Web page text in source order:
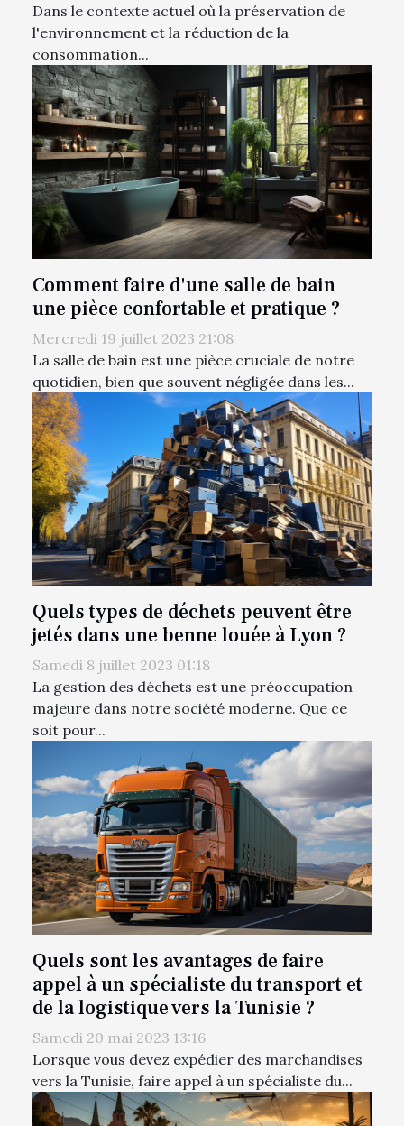
Dans le contexte actuel où la préservation de
l'environnement et la réduction de la
consommation...
Comment faire d'une salle de bain
une pièce confortable et pratique ?
Mercredi 19 juillet 2023 21:08
La salle de bain est une pièce cruciale de notre
quotidien, bien que souvent négligée dans les...
Quels types de déchets peuvent être
jetés dans une benne louée à Lyon ?
Samedi 8 juillet 2023 01:18
La gestion des déchets est une préoccupation
majeure dans notre société moderne. Que ce
soit pour...
Quels sont les avantages de faire
appel à un spécialiste du transport et
de la logistique vers la Tunisie ?
Samedi 20 mai 2023 13:16
Lorsque vous devez expédier des marchandises
vers la Tunisie, faire appel à un spécialiste du...